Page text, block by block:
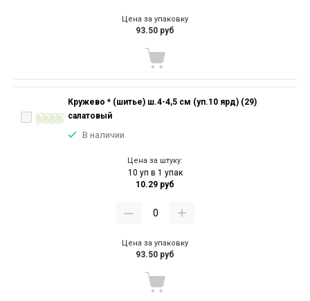
Цена за упаковку
93.50 руб
Кружево * (шитье) ш.4-4,5 см (уп.10 ярд) (29)
салатовый
В наличии
Цена за штуку:
10 уп в 1 упак
10.29 руб
Цена за упаковку
93.50 руб